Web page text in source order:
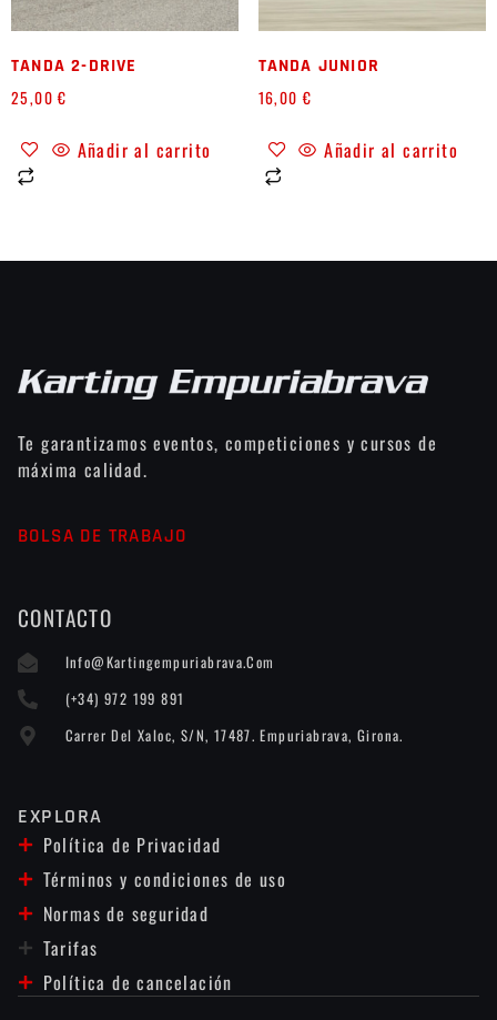
TANDA 2-DRIVE
25,00€
Añadir al carrito
TANDA JUNIOR
16,00€
Añadir al carrito
Te garantizamos eventos, competiciones y cursos de
máxima calidad.
BOLSA DE TRABAJO
CONTACTO
Info@kartingempuriabrava.com
(+34) 972 199 891
Carrer Del Xaloc, S/n, 17487. Empuriabrava, Girona.
EXPLORA
Política de Privacidad
Términos y condiciones de uso
Normas de seguridad
Tarifas
Política de cancelación